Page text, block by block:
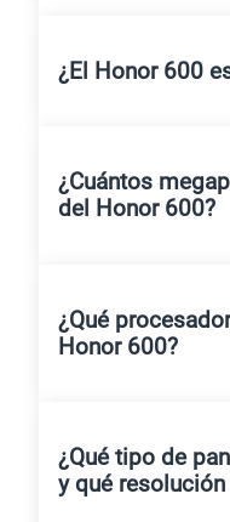
¿El Honor 600
¿Cuántos
del Honor 600?
¿Qué
Honor 600?
¿Qué tipo de
y qué